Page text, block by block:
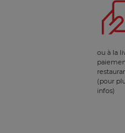
ou à la
(pour
infos)